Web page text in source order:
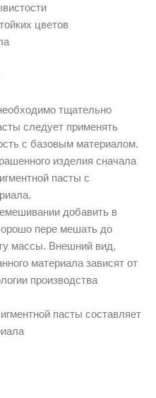
цветов
тщательно
следует применять
с базовым материалом.
изделия сначала
пасты с
добавить в
пере мешать до
массы. Внешний вид,
материала зависят от
производства
пасты составляет